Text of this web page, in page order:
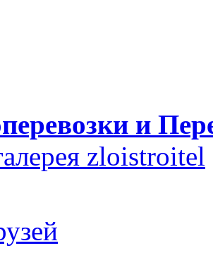
и
zloistroitel